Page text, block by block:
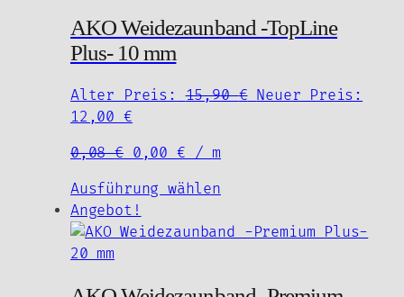
AKO Weidezaunband -TopLine
Plus- 10 mm
Alter Preis: 15,90€ Ursprünglicher
Neuer Preis:
12,00 €Aktueller
ist:
12,00 €.
0,08€ Ursprünglicher
war:
0,08 €
0,00 €Aktueller
ist:
/ m
Ausführung wählenDieses
weist
Angebot!